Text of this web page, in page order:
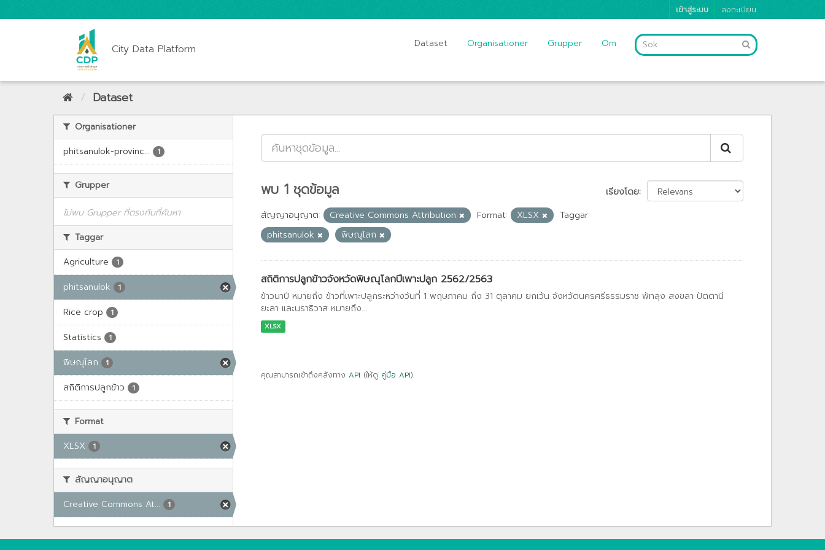
เข้าสู่ระบบ ลงทะเบียน
City Data Platform Dataset Organisationer Grupper Om
Dataset
Organisationer
phitsanulok-provinc...
1
Grupper
ไม่พบ Grupper ที่ตรงกับที่ค้นหา
Taggar
Agriculture
1
phitsanulok 1
Rice crop 1
Statistics 1
พิษณุโลก 1
สถิติการปลูกข้าว 1
Format
XLSX
1
สัญญาอนุญาต
Creative Commons At...
1
เรียงโดย
พบ 1 ชุดข้อมูล
สัญญาอนุญาต: Creative Commons Attribution Format: XLSX
Taggar:
phitsanulok
พิษณุโลก
สถิติการปลูกข้าวจังหวัดพิษณุโลกปีเพาะปลูก 2562/2563
ข้าวนาปี หมายถึง ข้าวที่เพาะปลูกระหว่างวันที่ 1 พฤษภาคม ถึง 31 ตุลาคม ยกเว้น จังหวัดนครศรีธรรมราช พัทลุง สงขลา ปัตตานี
ยะลา และนราธิวาส หมายถึง...
XLSX
คุณสามารถเข้าถึงคลังทาง API (ให้ดู คู่มือ API).